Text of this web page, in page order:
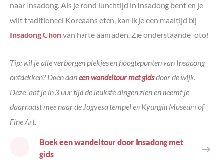
naar Insadong. Als je rond lunchtijd in Insadong bent en je
wilt traditioneel Koreaans eten, kan ik je een maaltijd bij
Insadong Chonvan harte aanraden. Zie onderstaande foto!
Tip: wil je alle verborgen plekjes en hoogtepunten van Insadong
ontdekken? Doen daneen wandeltour met gidsdoor de wijk.
Deze laat je in 3 uur tijd de leukste dingen zien en neemt je
daarnaast mee naar de Jogyesa tempel en Kyungin Museum of
Fine Art.
Boek een wandeltour door Insadong met
gids